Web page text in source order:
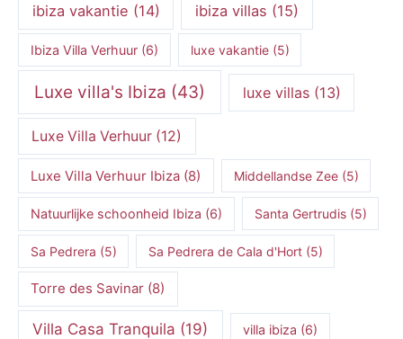
ibiza vakantie (14) ibiza villas (15)
Ibiza Villa Verhuur(6) luxe vakantie(5)
Luxe villa's Ibiza (43) luxe villas(13)
Luxe Villa Verhuur (12)
Luxe Villa Verhuur Ibiza (8) Middellandse Zee(5)
Natuurlijke schoonheid Ibiza (6) Santa Gertrudis(5)
Sa Pedrera (5) Sa Pedrera de Cala d'Hort(5)
Torre des Savinar (8)
Villa Casa Tranquila (19) villa ibiza (6)